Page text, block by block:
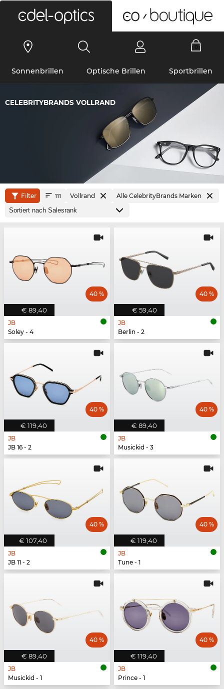
Sonnenbrillen Optische Brillen Sportbrillen
CELEBRITYBRANDS VOLLRAND
Filter 111 Vollrand Alle CelebrityBrands Marken
€ 89,40
40 %
JB
Soley - 4
€ 59,40
40 %
JB
Berlin - 2
€ 119,40
40 %
JB
JB 16 - 2
€ 89,40
40 %
JB
Musickid - 3
€ 107,40
40 %
JB
JB 11 - 2
€ 119,40
40 %
JB
Tune - 1
€ 89,40
40 %
JB
Musickid - 1
€ 119,40
40 %
JB
Prince - 1